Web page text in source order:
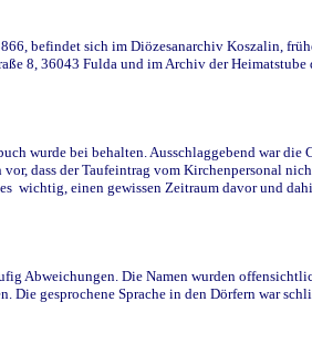
befindet sich im Diözesanarchiv Koszalin,
8, 36043 Fulda und im Archiv der
wurde bei behalten. Ausschlaggebend war
dass der Taufeintrag vom Kirchenpersonal
wichtig, einen gewissen Zeitraum davor und
Abweichungen. Die Namen wurden
Die gesprochene Sprache in den Dörfern war